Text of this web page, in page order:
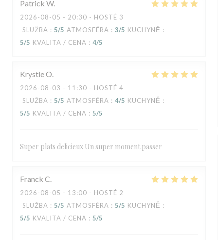
Patrick W
2026-08-05 - 20:30 - HOSTÉ 3
SLUŽBA : 5/5 ATMOSFÉRA : 3/5 KUCHYNĚ :
5/5 KVALITA / CENA : 4/5
KrystleO
2026-08-03 - 11:30 - HOSTÉ 4
SLUŽBA : 5/5 ATMOSFÉRA : 4/5 KUCHYNĚ :
5/5 KVALITA / CENA : 5/5
Super plats delicieux Un super moment passer
Franck C
2026-08-05 - 13:00 - HOSTÉ 2
SLUŽBA : 5/5 ATMOSFÉRA : 5/5 KUCHYNĚ :
5/5 KVALITA / CENA : 5/5